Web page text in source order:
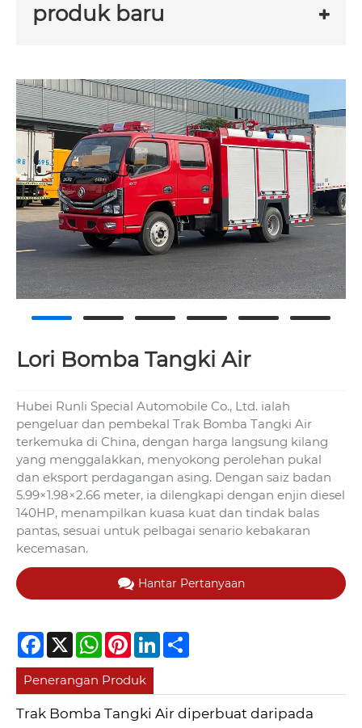
produk baru
Lori Bomba Tangki Air
Hubei Runli Special Automobile Co., Ltd. ialah
pengeluar dan pembekal Trak Bomba Tangki Air
terkemuka di China, dengan harga langsung kilang
yang menggalakkan, menyokong perolehan pukal
dan eksport perdagangan asing. Dengan saiz badan
5.99×1.98×2.66 meter, ia dilengkapi dengan enjin diesel
140HP, menampilkan kuasa kuat dan tindak balas
pantas, sesuai untuk pelbagai senario kebakaran
kecemasan.
Hantar Pertanyaan
Facebook
X WhatsApp
PinterestLinkedIn
Penerangan Produk
Trak Bomba Tangki Air diperbuat daripada